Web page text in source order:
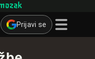
Prijavi se